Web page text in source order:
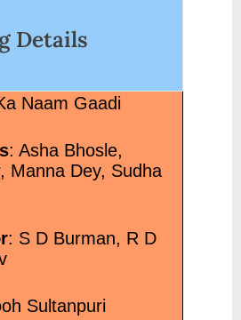
Details
Naam Gaadi
: Asha Bhosle,
Manna Dey, Sudha
: S D Burman, R D
Sultanpuri